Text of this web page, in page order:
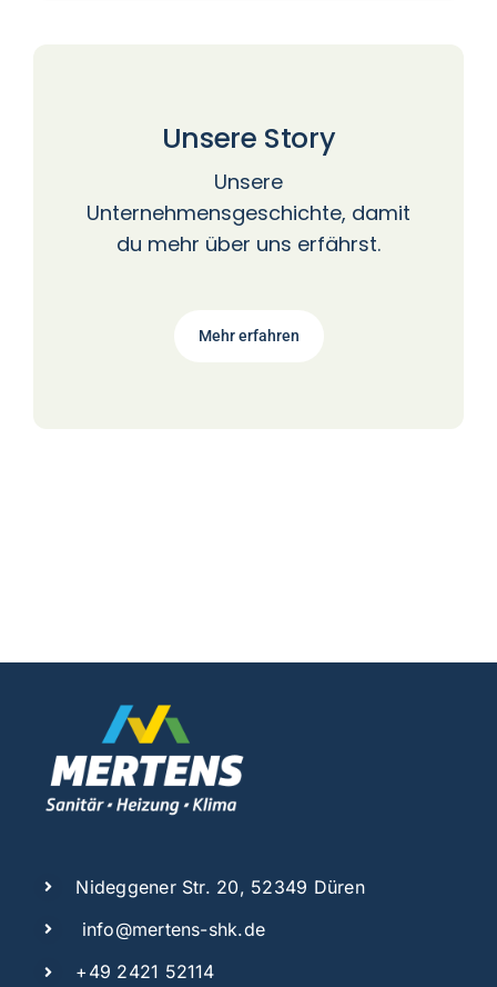
Unsere Story
Unsere
Unternehmensgeschichte, damit
du mehr über uns erfährst.
Mehr erfahren
Nideggener Str. 20, 52349 Düren
info@mertens-shk.de
+49 2421 52114